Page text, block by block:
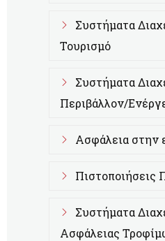
Συστήματα
Τουρισμό
Συστήματα
Περιβάλλον/
Ασφάλεια στην
Πιστοποιήσεις
Συστήματα
Ασφάλειας